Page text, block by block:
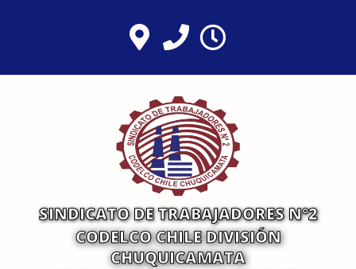
SINDICATO DE TRABAJADORES N°2
CODELCO CHILE DIVISIÓN
CHUQUICAMATA